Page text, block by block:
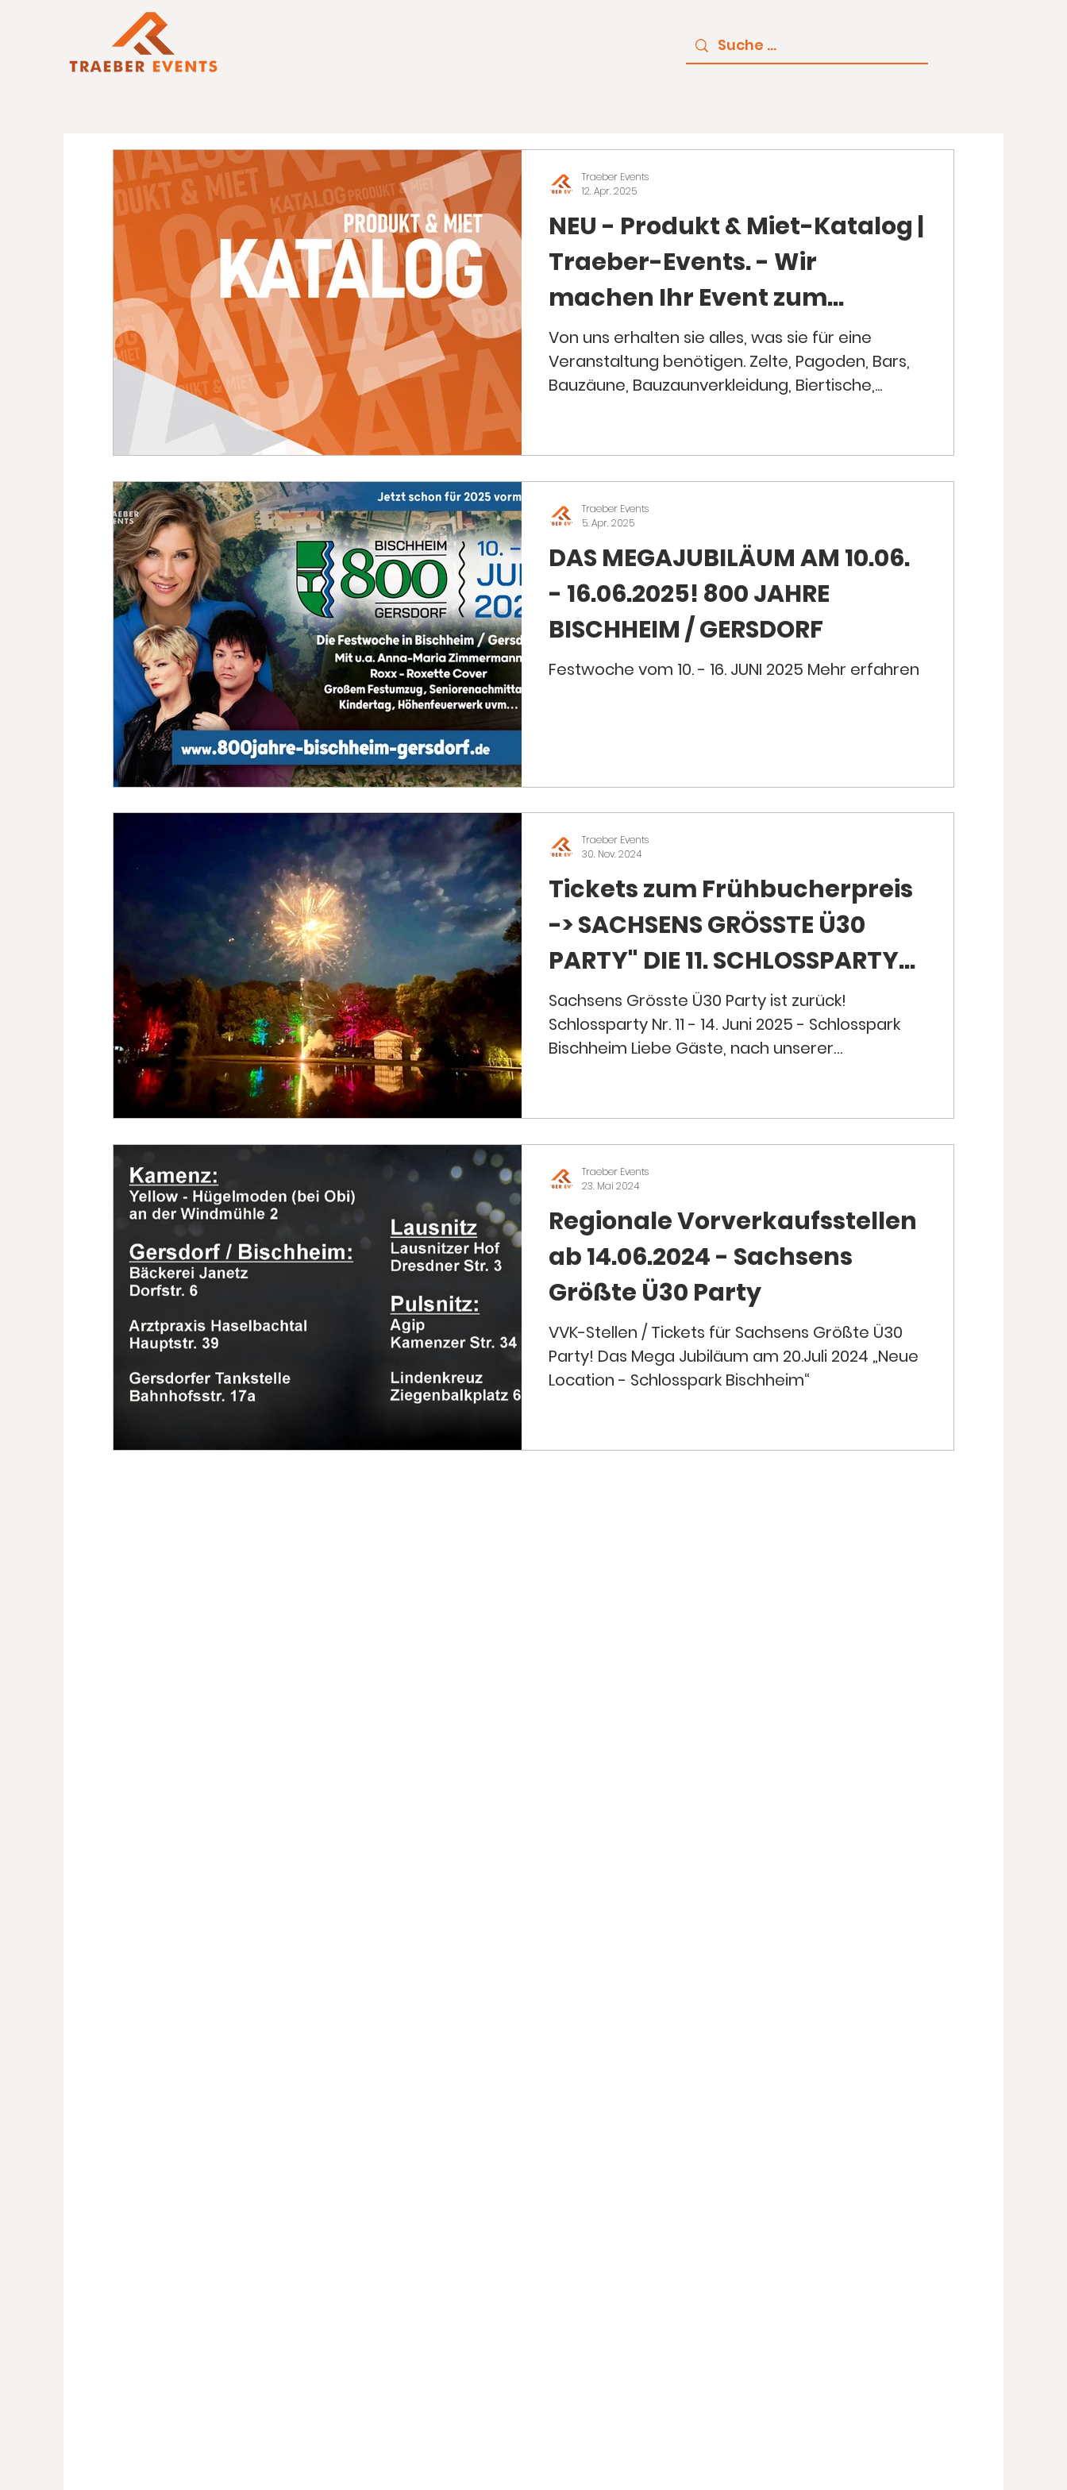
NEU - Produkt & Miet-Katalog |
Traeber-Events. - Wir
machen Ihr Event zum
Erlebnis.
Von uns erhalten sie alles, was sie für eine
Veranstaltung benötigen. Zelte, Pagoden, Bars,
Bauzäune, Bauzaunverkleidung, Biertische,...
Traeber Events
12. Apr. 2025
DAS MEGAJUBILÄUM AM 10.06.
- 16.06.2025! 800 JAHRE
BISCHHEIM / GERSDORF
Festwoche vom 10. - 16. JUNI 2025 Mehr erfahren
Traeber Events
5. Apr. 2025
Tickets zum Frühbucherpreis
-> SACHSENS GRÖSSTE Ü30
PARTY" DIE 11. SCHLOSSPARTY"
- 14. JUNI 2025
Sachsens Grösste Ü30 Party ist zurück!
Schlossparty Nr. 11 - 14. Juni 2025 - Schlosspark
Bischheim Liebe Gäste, nach unserer
Traeber Events
30. Nov. 2024
Regionale Vorverkaufsstellen
ab 14.06.2024 - Sachsens
Größte Ü30 Party
VVK-Stellen / Tickets für Sachsens Größte Ü30
Party! Das Mega Jubiläum am 20.Juli 2024 „Neue
Location - Schlosspark Bischheim“
Traeber Events
23. Mai 2024